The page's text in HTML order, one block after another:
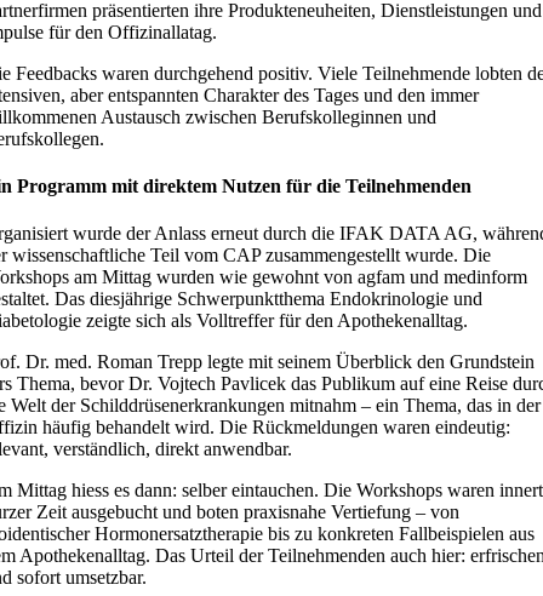
präsentierten ihre Produkteneuheiten, Dienstleistungen und
für den Offizinallatag.
Feedbacks waren durchgehend positiv. Viele Teilnehmende lobten
aber entspannten Charakter des Tages und den immer
Austausch zwischen Berufskolleginnen und
Programm mit direktem Nutzen für die Teilnehmenden
wurde der Anlass erneut durch die IFAK DATA AG,
wissenschaftliche Teil vom CAP zusammengestellt wurde. Die
am Mittag wurden wie gewohnt von agfam und medinform
Das diesjährige Schwerpunktthema Endokrinologie und
zeigte sich als Volltreffer für den Apothekenalltag.
Dr. med. Roman Trepp legte mit seinem Überblick den Grundstein
Thema, bevor Dr. Vojtech Pavlicek das Publikum auf eine Reise
Welt der Schilddrüsenerkrankungen mitnahm – ein Thema, das in der
häufig behandelt wird. Die Rückmeldungen waren eindeutig:
verständlich, direkt anwendbar.
Mittag hiess es dann: selber eintauchen. Die Workshops waren innert
Zeit ausgebucht und boten praxisnahe Vertiefung – von
Hormonersatztherapie bis zu konkreten Fallbeispielen aus
Apothekenalltag. Das Urteil der Teilnehmenden auch hier:
sofort umsetzbar.